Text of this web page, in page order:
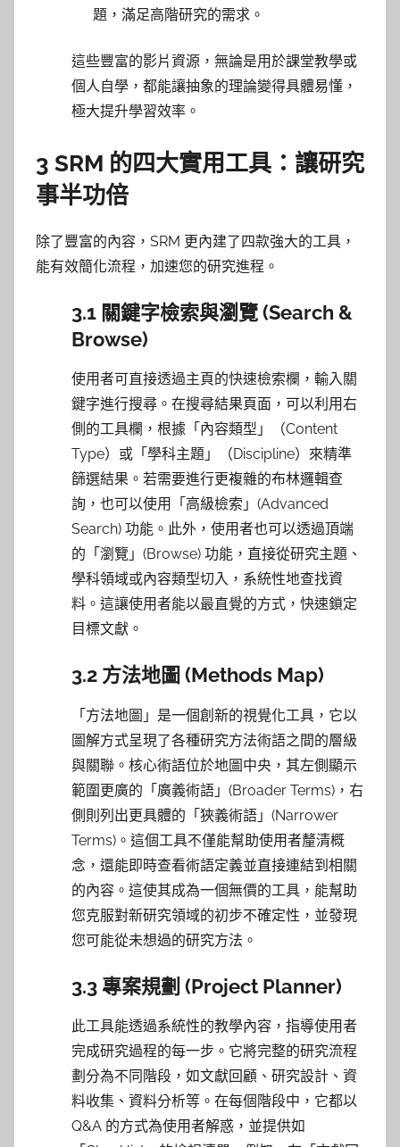
題，滿足高階研究的需求。
這些豐富的影片資源，無論是用於課堂教學或
個人自學，都能讓抽象的理論變得具體易懂，
極大提升學習效率。
3 SRM 的四大實用工具：讓研究
事半功倍
除了豐富的內容，SRM 更內建了四款強大的工具，
能有效簡化流程，加速您的研究進程。
3.1 關鍵字檢索與瀏覽 (Search &
Browse)
使用者可直接透過主頁的快速檢索欄，輸入關
鍵字進行搜尋。在搜尋結果頁面，可以利用右
側的工具欄，根據「內容類型」（Content
Type）或「學科主題」（Discipline）來精準
篩選結果。若需要進行更複雜的布林邏輯查
詢，也可以使用「高級檢索」(Advanced
Search) 功能。此外，使用者也可以透過頂端
的「瀏覽」(Browse) 功能，直接從研究主題、
學科領域或內容類型切入，系統性地查找資
料。這讓使用者能以最直覺的方式，快速鎖定
目標文獻。
3.2 方法地圖 (Methods Map)
「方法地圖」是一個創新的視覺化工具，它以
圖解方式呈現了各種研究方法術語之間的層級
與關聯。核心術語位於地圖中央，其左側顯示
範圍更廣的「廣義術語」(Broader Terms)，右
側則列出更具體的「狹義術語」(Narrower
Terms)。這個工具不僅能幫助使用者釐清概
念，還能即時查看術語定義並直接連結到相關
的內容。這使其成為一個無價的工具，能幫助
您克服對新研究領域的初步不確定性，並發現
您可能從未想過的研究方法。
3.3 專案規劃 (Project Planner)
此工具能透過系統性的教學內容，指導使用者
完成研究過程的每一步。它將完整的研究流程
劃分為不同階段，如文獻回顧、研究設計、資
料收集、資料分析等。在每個階段中，它都以
Q&A 的方式為使用者解惑，並提供如